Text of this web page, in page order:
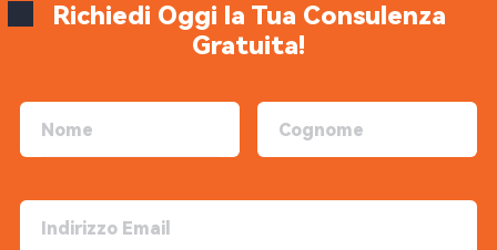
Richiedi Oggi la Tua Consulenza
Gratuita!